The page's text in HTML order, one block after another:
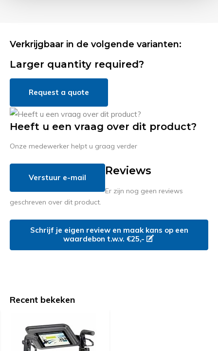
Verkrijgbaar in de volgende varianten:
Larger quantity required?
Request a quote
Heeft u een vraag over dit product?
Onze medewerker helpt u graag verder
Verstuur e-mail
Reviews
Er zijn nog geen reviews
geschreven over dit product.
Schrijf je eigen review en maak kans op een
waardebon t.w.v. €25,-
Recent bekeken